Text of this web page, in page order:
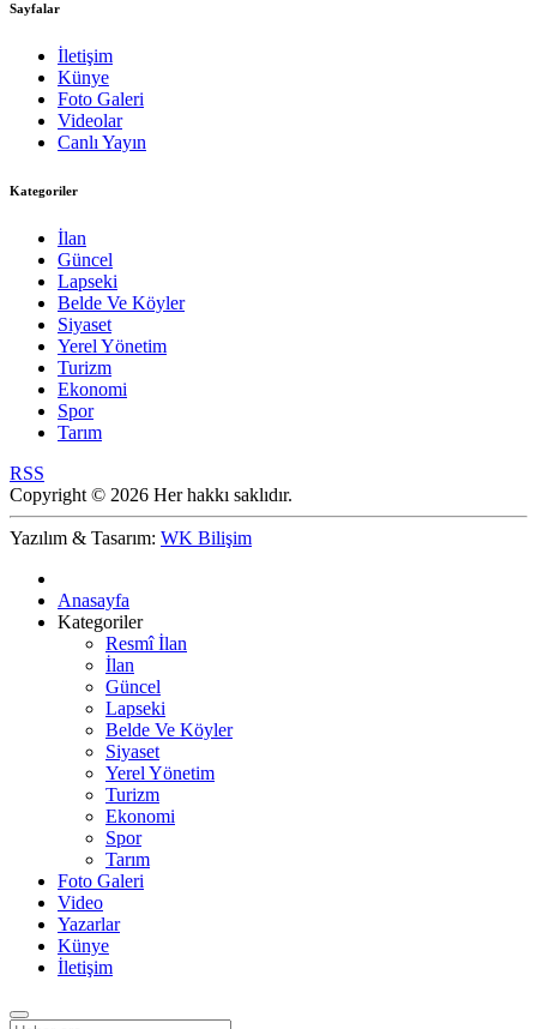
Sayfalar
İletişim
Künye
Foto Galeri
Videolar
Canlı Yayın
Kategoriler
İlan
Güncel
Lapseki
Belde Ve Köyler
Siyaset
Yerel Yönetim
Turizm
Ekonomi
Spor
Tarım
RSS
Copyright © 2026 Her hakkı saklıdır.
Yazılım & Tasarım: WK Bilişim
Anasayfa
Kategoriler
Resmî İlan
İlan
Güncel
Lapseki
Belde Ve Köyler
Siyaset
Yerel Yönetim
Turizm
Ekonomi
Spor
Tarım
Foto Galeri
Video
Yazarlar
Künye
İletişim